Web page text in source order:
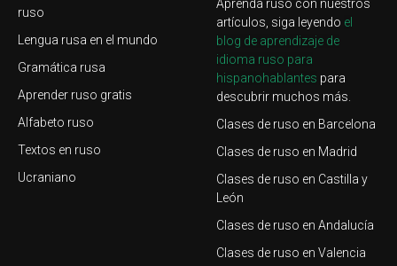
ruso
Lengua rusa en el mundo
Gramática rusa
Aprender ruso gratis
Alfabeto ruso
Textos en ruso
Ucraniano
Aprenda ruso con nuestros
artículos, siga leyendo el
blog de aprendizaje de
idioma ruso para
hispanohablantes para
descubrir muchos más.
Clases de ruso en Barcelona
Clases de ruso en Madrid
Clases de ruso en Castilla y
León
Clases de ruso en Andalucía
Clases de ruso en Valencia